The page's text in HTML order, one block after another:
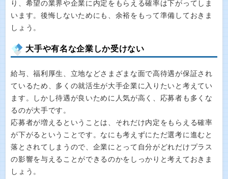
り、希望の業界や企業に内定をもらえる確率は下がってしま
います。後悔しないためにも、余裕をもって準備しておきま
しょう。
大手や有名な企業しか受けない
給与、福利厚生、立地などさまざまな面で高待遇が保証され
ているため、多くの就活生が大手企業に入りたいと考えてい
ます。しかし待遇が良いために人気が高く、応募者も多くな
るのが大手です。
応募者が増えるということは、それだけ内定をもらえる確率
が下がるということです。なにも考えずにただ選考に進むと
落とされてしまうので、企業にとって自分がどれだけプラス
の影響を与えることができるのかをしっかりと考えておきま
しょう。